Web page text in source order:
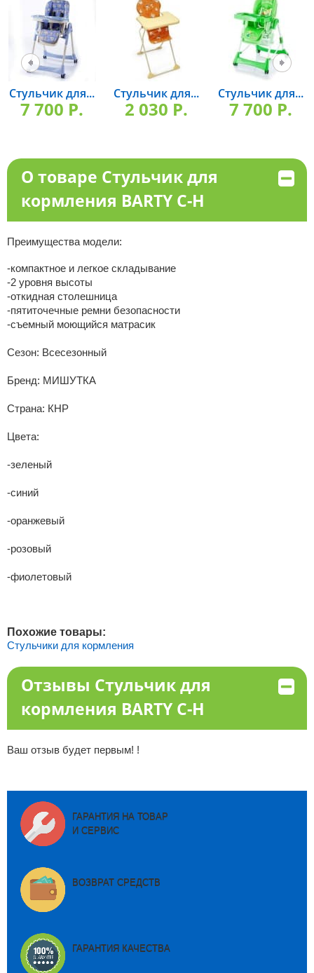
Стульчик для...
7 700 P.
Стульчик для...
2 030 P.
Стульчик для...
7 700 P.
О товаре Стульчик для
кормления BARTY С-Н
Преимущества модели:
-компактное и легкое складывание
-2 уровня высоты
-откидная столешница
-пятиточечные ремни безопасности
-съемный моющийся матрасик
Сезон: Всесезонный
Бренд: МИШУТКА
Страна: КНР
Цвета:
-зеленый
-синий
-оранжевый
-розовый
-фиолетовый
Похожие товары:
Стульчики для кормления
Отзывы Стульчик для
кормления BARTY С-Н
Ваш отзыв будет первым! !
ГАРАНТИЯ НА ТОВАР
И СЕРВИС
ВОЗВРАТ СРЕДСТВ
ГАРАНТИЯ КАЧЕСТВА